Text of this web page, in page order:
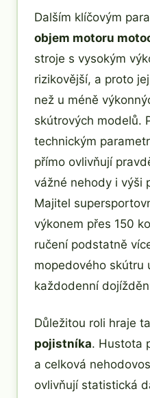
Dalším klíčovým
objem motoru
stroje s vysokým
rizikovější, a proto
než u méně
skútrových modelů.
technickým
přímo ovlivňují
vážné nehody i výši
Majitel
výkonem přes 150
ručení podstatně
mopedového skútru
každodenní
Důležitou roli hraje
pojistníka. Hustota
a celková
ovlivňují statistická